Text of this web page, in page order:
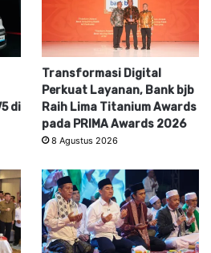
di
Transformasi Digital
Perkuat Layanan, Bank bjb
Raih Lima Titanium Awards
pada PRIMA Awards 2026
8 Agustus 2026